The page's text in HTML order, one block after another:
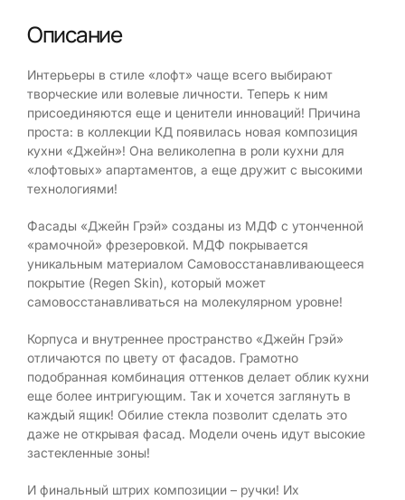
Описание
Интерьеры в стиле «лофт» чаще всего выбирают
творческие или волевые личности. Теперь к ним
присоединяются еще и ценители инноваций! Причина
проста: в коллекции КД появилась новая композиция
кухни «Джейн»! Она великолепна в роли кухни для
«лофтовых» апартаментов, а еще дружит с высокими
технологиями!
Фасады «Джейн Грэй» созданы из МДФ с утонченной
«рамочной» фрезеровкой. МДФ покрывается
уникальным материалом Самовосстанавливающееся
покрытие (Regen Skin), который может
самовосстанавливаться на молекулярном уровне!
Корпуса и внутреннее пространство «Джейн Грэй»
отличаются по цвету от фасадов. Грамотно
подобранная комбинация оттенков делает облик кухни
еще более интригующим. Так и хочется заглянуть в
каждый ящик! Обилие стекла позволит сделать это
даже не открывая фасад. Модели очень идут высокие
застекленные зоны!
И финальный штрих композиции – ручки! Их